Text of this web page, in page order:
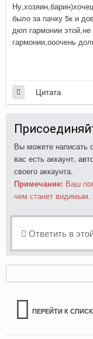
было за пачку 5к и
дюп гармонии
гармонии,ооочень
Цитата
Вы можете написать
вас есть аккаунт,
своего аккаунта.
Примечание: Ваш
чем станет видимым.
Ответить в
ПЕРЕЙТИ К